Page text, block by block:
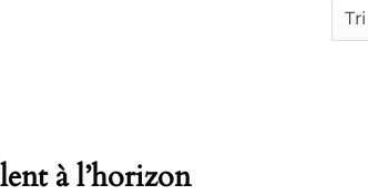
à l’horizon